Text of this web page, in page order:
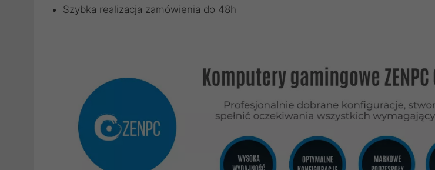
Szybka realizacja zamówienia do 48h